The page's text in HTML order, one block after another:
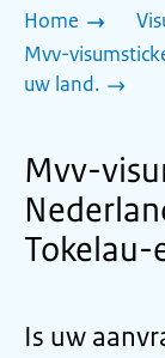
Home
Mvv-
uw land.
Mvv-
Tokelau-
Is uw